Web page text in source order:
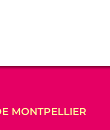
MONTPELLIER